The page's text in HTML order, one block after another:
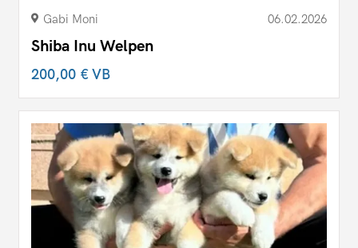
Gabi Moni 06.02.2026
Shiba Inu Welpen
200,00 €VB